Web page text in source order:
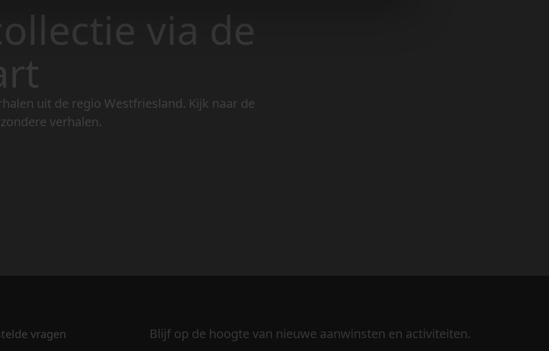
via de
uit de regio Westfriesland. Kijk naar de
verhalen.
vragen Blijf op de hoogte van nieuwe aanwinsten en activiteiten.